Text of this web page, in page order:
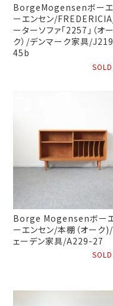
BorgeMogensenボーエ
ーエンセン/
ーターソファ「2257」（オー
ク）/デンマーク家具/
45b
Borge Mogensenボーエ
ーエンセン/本棚（オーク
ェーデン家具/A229-27